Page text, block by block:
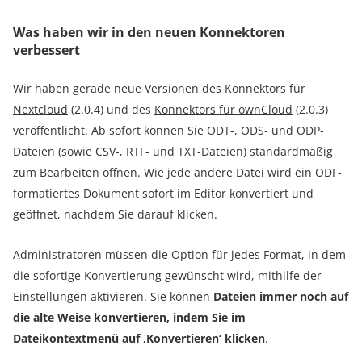
Was haben wir in den neuen Konnektoren
verbessert
Wir haben gerade neue Versionen des Konnektors für
Nextcloud (2.0.4) und des Konnektors für ownCloud (2.0.3)
veröffentlicht. Ab sofort können Sie ODT-, ODS- und ODP-
Dateien (sowie CSV-, RTF- und TXT-Dateien) standardmäßig
zum Bearbeiten öffnen. Wie jede andere Datei wird ein ODF-
formatiertes Dokument sofort im Editor konvertiert und
geöffnet, nachdem Sie darauf klicken.
Administratoren müssen die Option für jedes Format, in dem
die sofortige Konvertierung gewünscht wird, mithilfe der
Einstellungen aktivieren. Sie können Dateien immer noch auf
die alte Weise konvertieren, indem Sie im
Dateikontextmenü auf ‚Konvertieren‘ klicken.